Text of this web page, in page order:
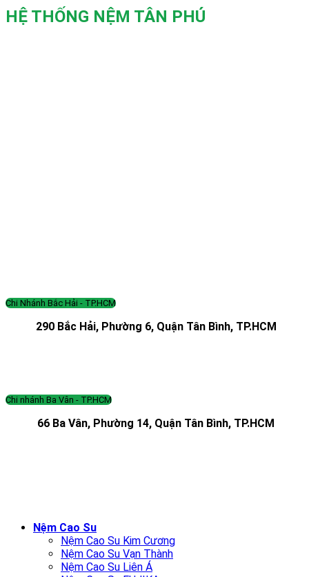
HỆ THỐNG NỆM TÂN PHÚ
Chi Nhánh Bắc Hải - TP.HCM
290 Bắc Hải, Phường 6, Quận Tân Bình, TP.HCM
Chi nhánh Ba Vân - TP.HCM
66 Ba Vân, Phường 14, Quận Tân Bình, TP.HCM
Nệm Cao Su
Nệm Cao Su Kim Cương
Nệm Cao Su Vạn Thành
Nệm Cao Su Liên Á